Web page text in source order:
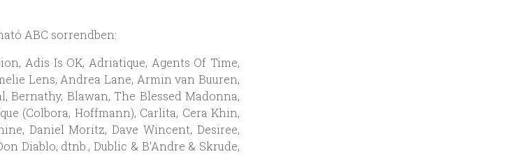
ABC sorrendben:
Adis Is OK, Adriatique, Agents Of Time,
Lens, Andrea Lane, Armin van Buuren,
Bernathy, Blawan, The Blessed Madonna,
(Colbora, Hoffmann), Carlita, Cera Khin,
Daniel Moritz, Dave Wincent, Desiree,
Diablo, dtnb., Dublic & B'Andre & Skrude,